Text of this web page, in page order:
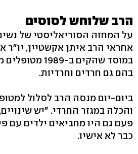
הרב שלוחש לסוסים
על המחזה הסוריאליסטי של
אחראי הרב איתן אקשטיין, יו"ר
במוסד שהקים ב-
בהם גם חרדים וחרדיות.
ביום-יום מנסה הרב לסלול
והכלה במגזר החרדי. "יש
פעם גם היו מחביאים ילדים עם
כבר לא אישיו.